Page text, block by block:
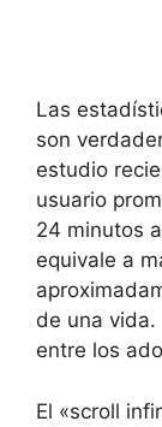
Las
son
estudio
usuario
24 minutos
equivale a
de una vida.
entre los
El «scroll